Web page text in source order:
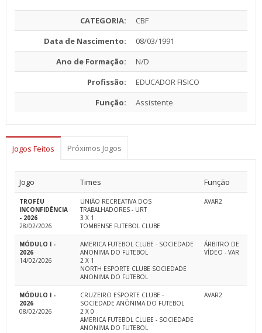
CATEGORIA:
CBF
Data de Nascimento:
08/03/1991
Ano de Formação:
N/D
Profissão:
EDUCADOR FISICO
Função:
Assistente
Jogos Feitos Próximos Jogos
Jogo Times Função
TROFÉU
INCONFIDÊNCIA
- 2026
28/02/2026
UNIÃO RECREATIVA DOS
TRABALHADORES - URT
3 X 1
TOMBENSE FUTEBOL CLUBE
AVAR2
MÓDULO I -
2026
14/02/2026
AMERICA FUTEBOL CLUBE - SOCIEDADE
ANONIMA DO FUTEBOL
2 X 1
NORTH ESPORTE CLUBE SOCIEDADE
ANONIMA DO FUTEBOL
ÁRBITRO DE
VÍDEO - VAR
MÓDULO I -
2026
08/02/2026
CRUZEIRO ESPORTE CLUBE -
SOCIEDADE ANÔNIMA DO FUTEBOL
2 X 0
AMERICA FUTEBOL CLUBE - SOCIEDADE
ANONIMA DO FUTEBOL
AVAR2